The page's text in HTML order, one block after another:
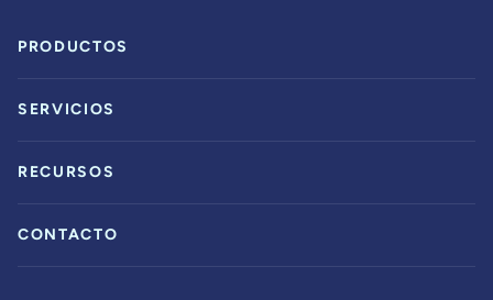
PRODUCTOS
SERVICIOS
RECURSOS
CONTACTO